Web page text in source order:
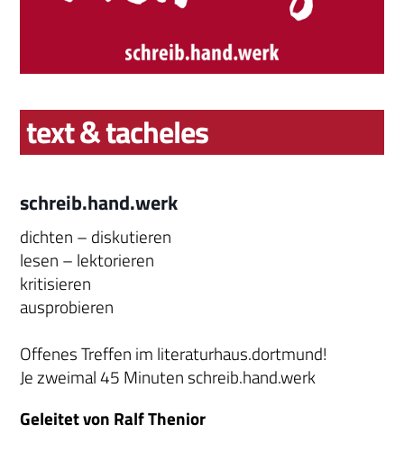
text & tacheles
schreib.hand.werk
dichten – diskutieren
lesen – lektorieren
kritisieren
ausprobieren
Offenes Treffen im literaturhaus.dortmund!
Je zweimal 45 Minuten schreib.hand.werk
Geleitet von Ralf Thenior